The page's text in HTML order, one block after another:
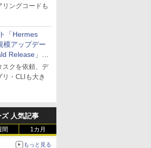
リングコードも
「Hermes
模アップデー
Release」が
スクを依頼、デ
・CLIも大き
人気記事
間 1カ月
もっと見る